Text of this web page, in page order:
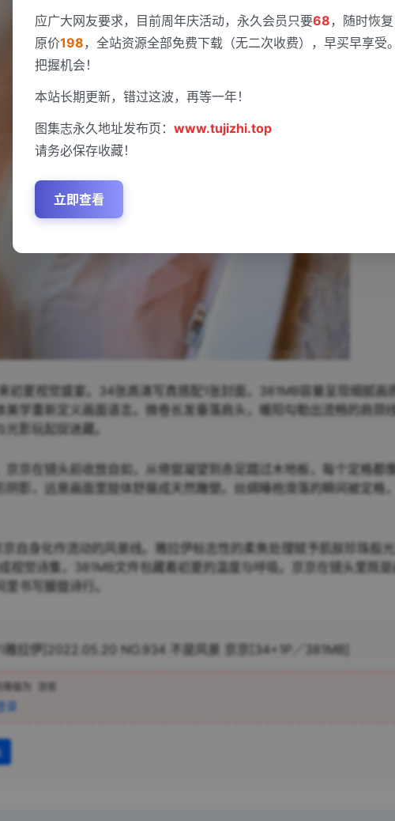
初夏视觉盛宴。34张高清写真搭配1张封面，381MB容量呈现细腻画
美学重新定义画面语言。微卷长发垂落肩头，暖阳勾勒出流畅的肩颈
影玩起捉迷藏。
京京在镜头前收放自如，从倚窗凝望到赤足踏过木地板，每个定格都
阴影，远景画面里肢体舒展成天然雕塑。丝绸睡袍滑落的瞬间被定格
自身化作流动的风景线。雅拉伊标志性的柔焦处理赋予肌肤珍珠般
视觉诗集，381MB文件包藏着初夏的温度与呼吸。京京在镜头里既
书写朦胧诗行。
雅拉伊]2022.05.20 NO.934 不是风景 京京[34+1P／381MB]
录
应广大网友要求，目前周年庆活动，永久会员只要68，随时恢复
原价198，全站资源全部免费下载（无二次收费），早买早享受
把握机会！
本站长期更新，错过这波，再等一年！
图集志永久地址发布页： www.tujizhi.top
请务必保存收藏！
立即查看